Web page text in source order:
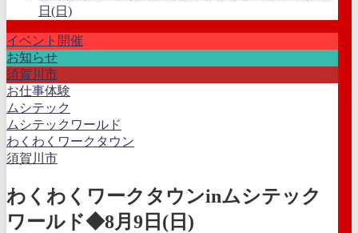
日(日)
イベント開催
お知らせ
須賀川市
お仕事体験
ムシテック
ムシテックワールド
わくわくワークタウン
須賀川市
わくわくワークタウンinムシテック
ワールド◆8月9日(日)